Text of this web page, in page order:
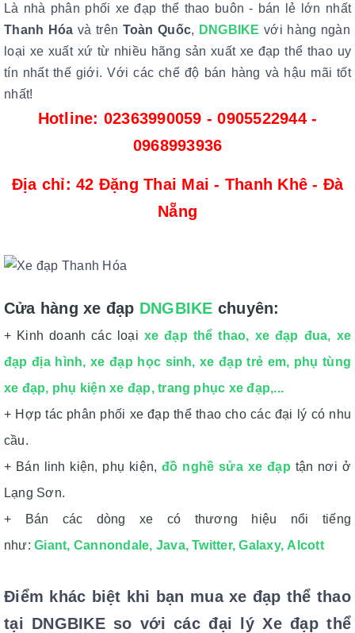
Là nhà phân phối xe đạp thể thao buôn - bán lẻ lớn nhất
Thanh Hóa và trên Toàn Quốc, DNGBIKE với hàng ngàn
loại xe xuất xứ từ nhiều hãng sản xuất xe đạp thể thao uy
tín nhất thế giới. Với các chế độ bán hàng và hậu mãi tốt
nhất!
Hotline: 02363990059 - 0905522944 -
0968993936
Địa chỉ: 42 Đặng Thai Mai - Thanh Khê - Đà
Nẵng
Cửa hàng xe đạp DNGBIKE chuyên:
+ Kinh doanh các loại xe đạp thể thao, xe đạp đua, xe
đạp địa hình,xe đạp học sinh,xe đạp trẻ em, phụ tùng
xe đạp, phụ kiện xe đạp,trang phục xe đạp,...
+ Hợp tác phân phối xe đạp thể thao cho các đại lý có nhu
cầu.
+ Bán linh kiện, phụ kiện,đồ nghề sửa xe đạp tận nơi ở
Lạng Sơn.
+ Bán các dòng xe có thương hiệu nổi tiếng
như:Giant, Cannondale, Java,Twitter, Galaxy, Alcott
Điểm khác biệt khi bạn mua xe đạp thể thao
tại DNGBIKE so với các đại lý Xe đạpthể